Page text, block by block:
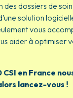
des dossiers de
solution
vous
aider à optimiser
CSI en France
lancez-vous !